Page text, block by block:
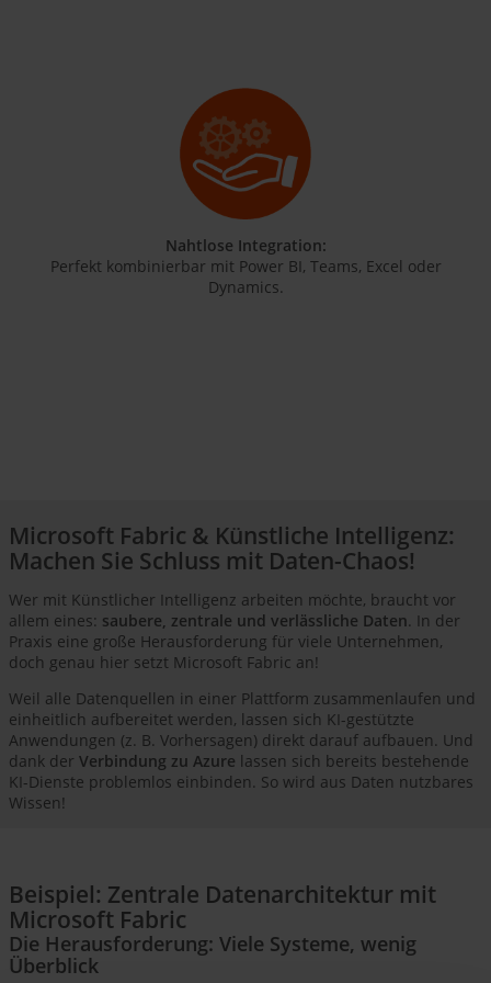
Nahtlose Integration:
Perfekt kombinierbar mit Power BI, Teams, Excel oder
Dynamics.
Microsoft Fabric & Künstliche Intelligenz:
Machen Sie Schluss mit Daten-Chaos!
Wer mit Künstlicher Intelligenz arbeiten möchte, braucht vor
allem eines: saubere, zentrale und verlässliche Daten. In der
Praxis eine große Herausforderung für viele Unternehmen,
doch genau hier setzt Microsoft Fabric an!
Weil alle Datenquellen in einer Plattform zusammenlaufen und
einheitlich aufbereitet werden, lassen sich KI-gestützte
Anwendungen (z. B. Vorhersagen) direkt darauf aufbauen. Und
dank der Verbindung zu Azure lassen sich bereits bestehende
KI-Dienste problemlos einbinden. So wird aus Daten nutzbares
Wissen!
Beispiel: Zentrale Datenarchitektur mit
Microsoft Fabric
Die Herausforderung: Viele Systeme, wenig
Überblick